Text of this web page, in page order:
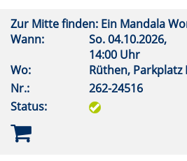
Zur Mitte finden: Ein Mandala
Wann:
So.04.10.2026,
14:00 Uhr
Wo:
Rüthen, Parkplatz
Nr.:
262-24516
Status: